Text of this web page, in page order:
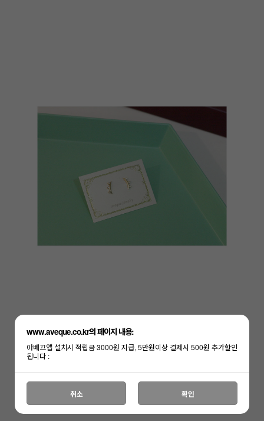
www.aveque.co.kr의 페이지 내용:
아베끄앱 설치시 적립금 3000원 지급, 5만원이상 결제시 500원 추가할인
됩니다 :
취소 확인